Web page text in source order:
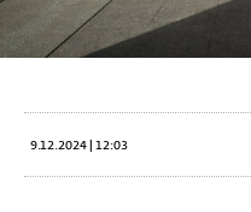
9.12.2024 | 12:03